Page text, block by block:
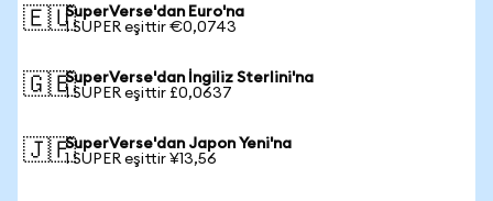
🇪🇺SuperVerse'dan Euro'na
1 SUPER eşittir €0,0743
🇬🇧SuperVerse'dan İngiliz Sterlini'na
1 SUPER eşittir £0,0637
🇯🇵SuperVerse'dan Japon Yeni'na
1 SUPER eşittir ¥13,56